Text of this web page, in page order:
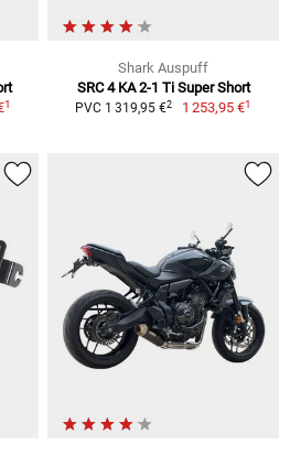
1
Shark Auspuff
SRC 4 KA 2-1 Ti Super Short
PVC 1 319,95 €2 1 253,95 €1